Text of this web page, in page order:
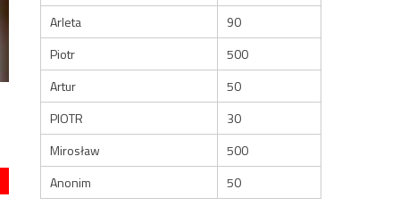
Arleta
90
Piotr
500
Artur
50
PIOTR
30
Mirosław
500
Anonim
50